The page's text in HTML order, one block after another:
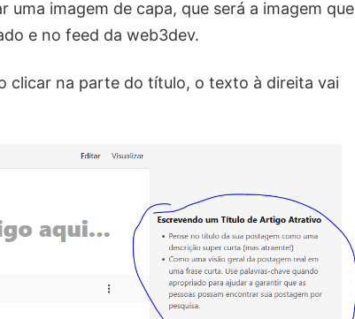
imagem de capa, que será a imagem que
e no feed da web3dev.
clicar na parte do título, o texto à direita vai